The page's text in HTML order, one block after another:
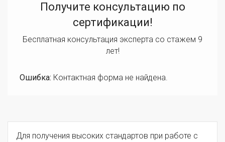
Получите консультацию по
сертификации!
Бесплатная консультация эксперта со стажем 9
лет!
Ошибка: Контактная форма не найдена.
Для получения высоких стандартов при работе с